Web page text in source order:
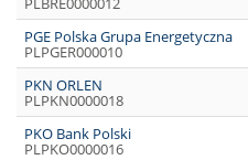
PGE Polska Grupa Energetyczna
PLPGER000010
PKN ORLEN
PLPKN0000018
PKO Bank Polski
PLPKO0000016